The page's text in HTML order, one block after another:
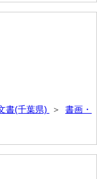
書(千葉県) ＞ 書画・